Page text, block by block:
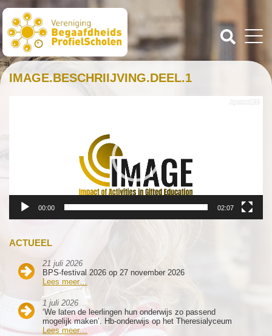
ACTUEEL
21 juli 2026
BPS-festival 2026 op 27 november 2026
Lees meer…
1 juli 2026
‘We laten de leerlingen hun onderwijs zo passend
mogelijk maken’. Hb-onderwijs op het Theresialyceum
Lees meer…
IMAGE.BESCHRIIJVING.DEEL.1
00:00 02:07